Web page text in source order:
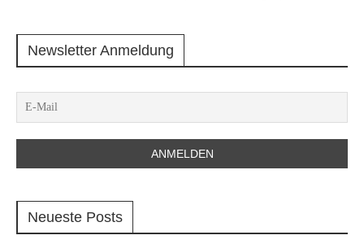
Newsletter Anmeldung
Neueste Posts